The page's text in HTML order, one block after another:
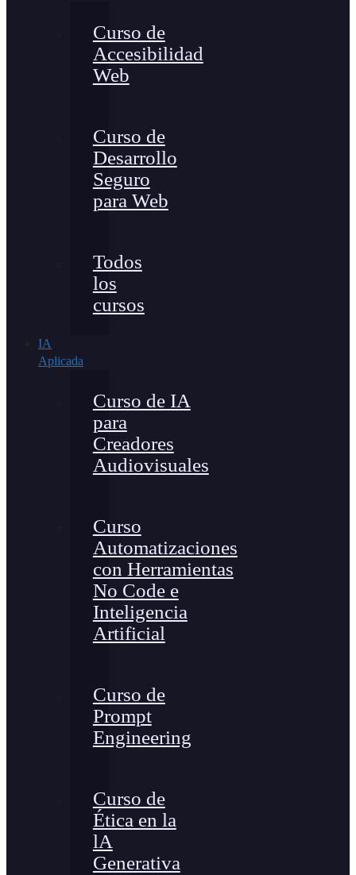
Curso de
Accesibilidad
Web
Curso de
Desarrollo
Seguro
para Web
Todos
los
cursos
IA
Aplicada
Curso de IA
para
Creadores
Audiovisuales
Curso
Automatizaciones
con Herramientas
No Code e
Inteligencia
Artificial
Curso de
Prompt
Engineering
Curso de
Ética en la
lA
Generativa